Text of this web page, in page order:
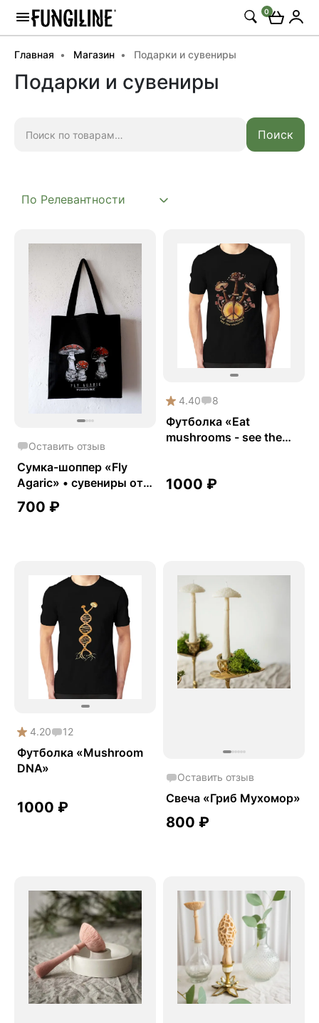
0
Главная Магазин Подарки и сувениры
Подарки и сувениры
Поиск
Оставить отзыв
Сумка-шоппер «Fly
Agaric» • сувениры от
Fungiline
700 ₽
4.40 8
Футболка «Eat
mushrooms - see the
1000 ₽
4.20 12
Футболка «Mushroom
DNA»
1000 ₽
Оставить отзыв
Свеча «Гриб Мухомор»
800 ₽